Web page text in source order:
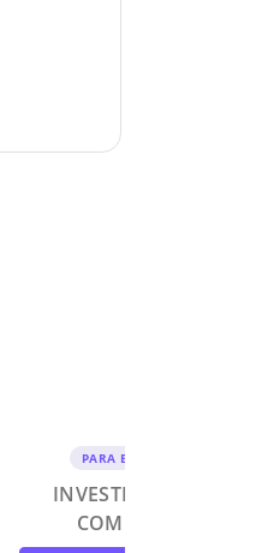
PARA EQUIPOS
INVESTIGACIÓN
COMPLETA